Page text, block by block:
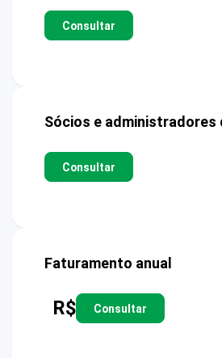
Consultar
Sócios e administradores
Consultar
Faturamento anual
R$ Consultar